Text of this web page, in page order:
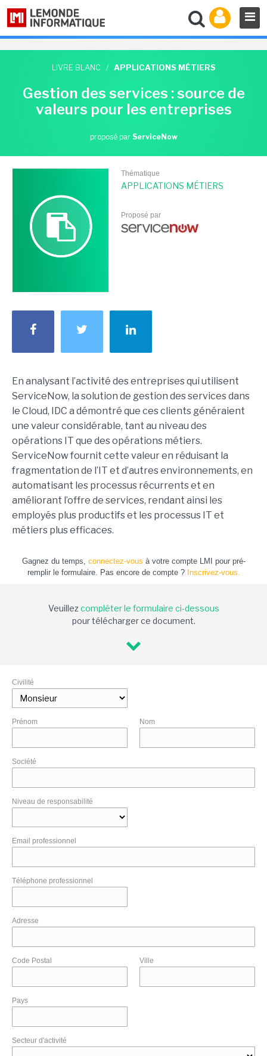
LIVRE BLANC / APPLICATIONS MÉTIERS
Gestion des services : source de
valeurs pour les entreprises
proposé par ServiceNow
Thématique
APPLICATIONS MÉTIERS
Proposé par
En analysant l’activité des entreprises qui utilisent
ServiceNow, la solution de gestion des services dans
le Cloud, IDC a démontré que ces clients généraient
une valeur considérable, tant au niveau des
opérations IT que des opérations métiers.
ServiceNow fournit cette valeur en réduisant la
fragmentation de l’IT et d’autres environnements, en
automatisant les processus récurrents et en
améliorant l’offre de services, rendant ainsi les
employés plus productifs et les processus IT et
métiers plus efficaces.
Gagnez du temps, connectez-vous à votre compte LMI pour pré-
remplir le formulaire. Pas encore de compte ? Inscrivez-vous.
Veuillezcompléter le formulaire ci-dessous
pour télécharger ce document.
Civilité
Prénom Nom
Société
Niveau de responsabilité
Email professionnel
Téléphone professionnel
Adresse
Code Postal Ville
Pays
Secteur d'activité